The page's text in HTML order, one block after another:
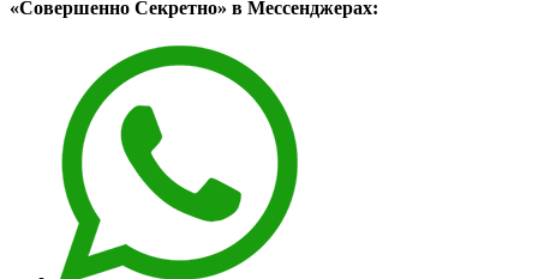
«Совершенно Секретно» в Мессенджерах: